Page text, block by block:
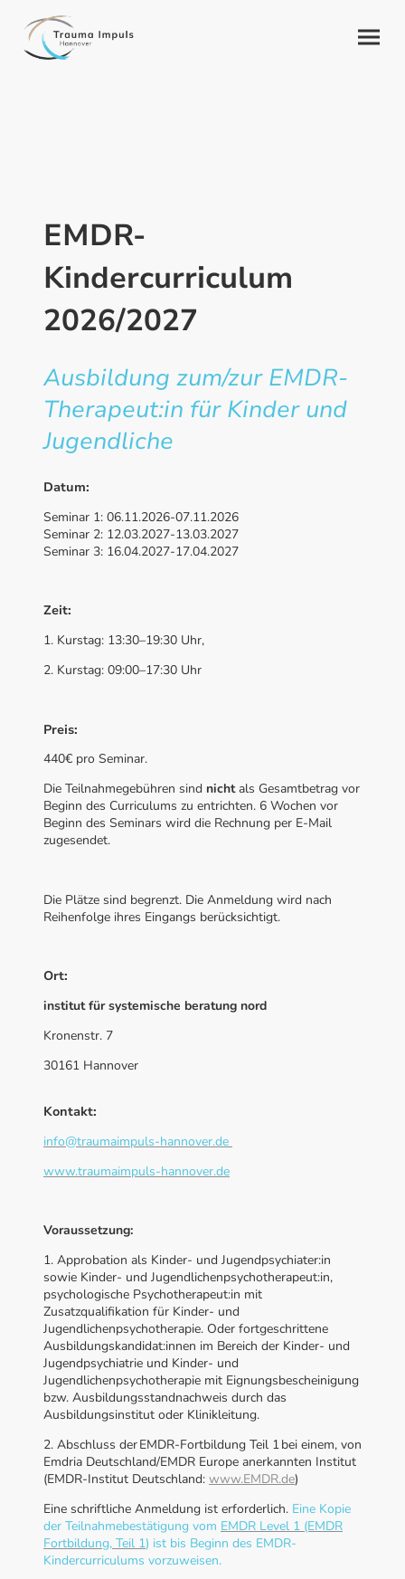
EMDR-
Kindercurriculum
2026/2027
Ausbildung zum/zur EMDR-
Therapeut:in für Kinder und
Jugendliche
Datum:
Seminar 1: 06.11.2026-07.11.2026
Seminar 2: 12.03.2027-13.03.2027
Seminar 3: 16.04.2027-17.04.2027
Zeit:
1. Kurstag: 13:30–19:30 Uhr,
2. Kurstag: 09:00–17:30 Uhr
Preis:
440€ pro Seminar.
Die Teilnahmegebühren sind nichtals Gesamtbetrag vor
Beginn des Curriculums zu entrichten. 6 Wochen vor
Beginn des Seminars wird die Rechnung per E-Mail
zugesendet.
Die Plätze sind begrenzt. Die Anmeldung wird nach
Reihenfolge ihres Eingangs berücksichtigt.
Ort:
institut für systemische beratung nord
Kronenstr. 7
30161 Hannover
Kontakt:
info@traumaimpuls-hannover.de
www.traumaimpuls-hannover.de
Voraussetzung:
1. Approbation als Kinder- und Jugendpsychiater:in
sowie Kinder- und Jugendlichenpsychotherapeut:in,
psychologische Psychotherapeut:in mit
Zusatzqualifikation für Kinder- und
Jugendlichenpsychotherapie. Oder fortgeschrittene
Ausbildungskandidat:innen im Bereich der Kinder- und
Jugendpsychiatrie und Kinder- und
Jugendlichenpsychotherapie mit Eignungsbescheinigung
bzw. Ausbildungsstandnachweis durch das
Ausbildungsinstitut oder Klinikleitung.
2. Abschluss der EMDR-Fortbildung Teil 1 bei einem, von
Emdria Deutschland/EMDR Europe anerkannten Institut
(EMDR-Institut Deutschland: www.EMDR.de)
Eine schriftliche Anmeldung ist erforderlich. Eine Kopie
der Teilnahmebestätigung vom EMDR Level 1 (EMDR
Fortbildung, Teil 1) ist bis Beginn des EMDR-
Kindercurriculums vorzuweisen.